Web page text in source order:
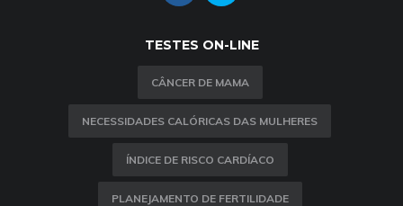
TESTES ON-LINE
CÂNCER DE MAMA
NECESSIDADES CALÓRICAS DAS MULHERES
ÍNDICE DE RISCO CARDÍACO
PLANEJAMENTO DE FERTILIDADE